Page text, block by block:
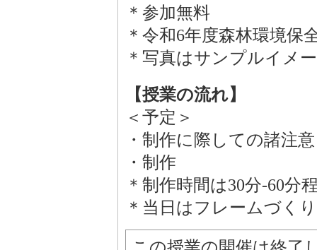
＊参加無料
＊令和6年度森林環境保
＊写真はサンプルイメ
【授業の流れ】
＜予定＞
・制作に際しての諸注意
・制作
＊制作時間は30分-60分
＊当日はフレームづく